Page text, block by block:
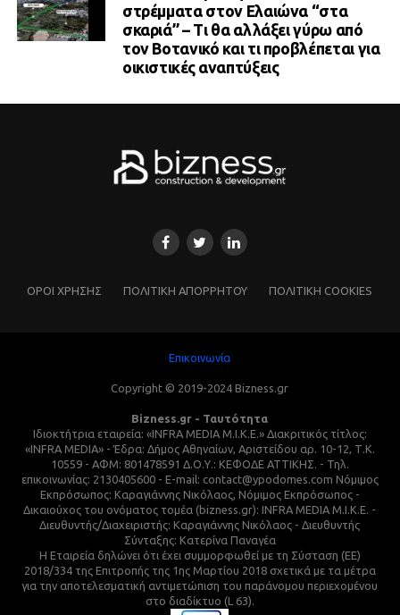
στρέμματα στον Ελαιώνα “στα
σκαριά” – Τι θα αλλάξει γύρω από
τον Βοτανικό και τι προβλέπεται για
οικιστικές αναπτύξεις
ΌΡΟΙ ΧΡΗΣΗΣ ΠΟΛΙΤΙΚΗ ΑΠΟΡΡΗΤΟΥ ΠΟΛΙΤΙΚΗ COOKIES
Επικοινωνία
Copyright © 2019-2024 Bizness.gr
Bizness.gr - Ταυτότητα
Ιδιοκτήτρια εταιρεία: «INFRA MEDIA M.I.K.E.» Διακριτικός τίτλος:
«INFRA MEDIA» - Έδρα: Δήμος Αθηναίων, Αριστείδου αρ. 10-12, Τ.Κ.
10559 - ΑΦΜ: 801478591 Δ.Ο.Υ.: ΚΕΦΟΔΕ ΑΤΤΙΚΗΣ. - Τηλ.
επικοινωνίας: 2130405600 - E-mail: contact@ypodomes.com Νόμιμος
Εκπρόσωπος: Καραγιάννης Νικόλαος, Νόμιμος Εκπρόσωπος -
Δικαιούχος του ονόματος τομέα (bizness.gr): INFRA MEDIA M.I.K.E. -
Διευθυντής/Διαχειριστής: Καραγιάννης Νικόλαος - Διευθυντής
Σύνταξης: Κατερίνα Παναγέα
Η Εταιρεία δηλώνει ότι έχει συμμορφωθεί με τη Σύσταση (ΕΕ)
2018/334 της Επιτροπής της 1ης Μαρτίου 2018 σχετικά με τα μέτρα
για την αποτελεσματική αντιμετώπιση του παράνομου περιεχομένου
στο διαδίκτυο (L 63).